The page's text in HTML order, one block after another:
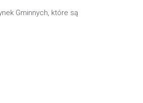
Gminnych, które są